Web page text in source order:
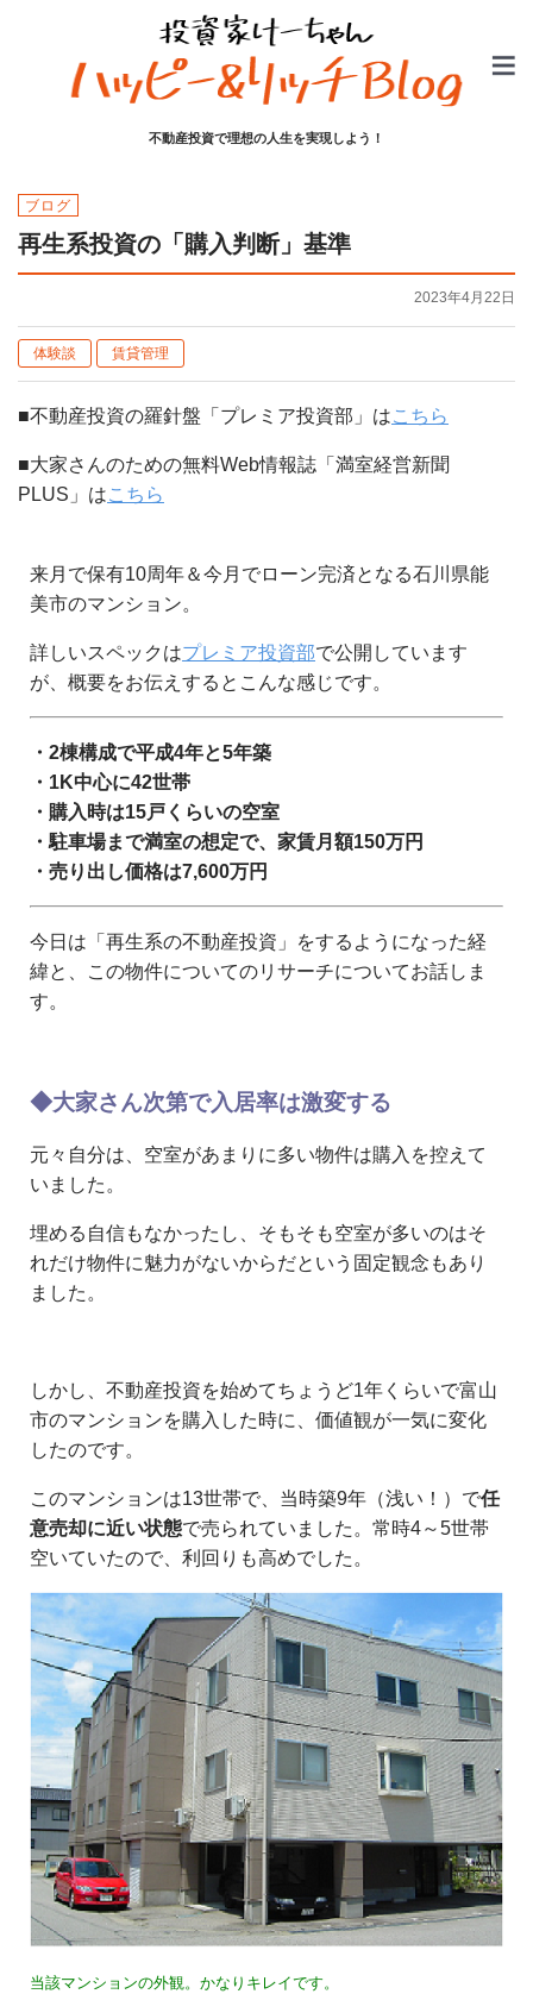
不動産投資で理想の人生を実現しよう！
ブログ
再生系投資の「購入判断」基準
2023年4月22日
体験談 賃貸管理
■不動産投資の羅針盤「プレミア投資部」はこちら
■大家さんのための無料Web情報誌「満室経営新聞
PLUS」はこちら
来月で保有10周年＆今月でローン完済となる石川県能
美市のマンション。
詳しいスペックはプレミア投資部で公開しています
が、概要をお伝えするとこんな感じです。
・2棟構成で平成4年と5年築
・1K中心に42世帯
・購入時は15戸くらいの空室
・駐車場まで満室の想定で、家賃月額150万円
・売り出し価格は7,600万円
今日は「再生系の不動産投資」をするようになった経
緯と、この物件についてのリサーチについてお話しま
す。
◆大家さん次第で入居率は激変する
元々自分は、空室があまりに多い物件は購入を控えて
いました。
埋める自信もなかったし、そもそも空室が多いのはそ
れだけ物件に魅力がないからだという固定観念もあり
ました。
しかし、不動産投資を始めてちょうど1年くらいで富山
市のマンションを購入した時に、価値観が一気に変化
したのです。
このマンションは13世帯で、当時築9年（浅い！）で任
意売却に近い状態で売られていました。常時4～5世帯
空いていたので、利回りも高めでした。
当該マンションの外観。かなりキレイです。